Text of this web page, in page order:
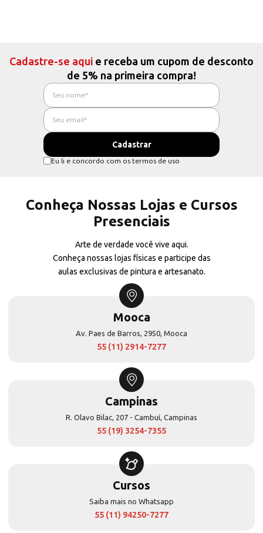
Cadastre-se aqui e receba um cupom de desconto
de 5% na primeira compra!
Eu li e concordo com os termos de uso
Conheça Nossas Lojas e Cursos
Presenciais
Arte de verdade você vive aqui.
Conheça nossas lojas físicas e participe das
aulas exclusivas de pintura e artesanato.
Mooca
Av. Paes de Barros, 2950, Mooca
55 (11) 2914-7277
Campinas
R. Olavo Bilac, 207 - Cambuí, Campinas
55 (19) 3254-7355
Cursos
Saiba mais no Whatsapp
55 (11) 94250-7277